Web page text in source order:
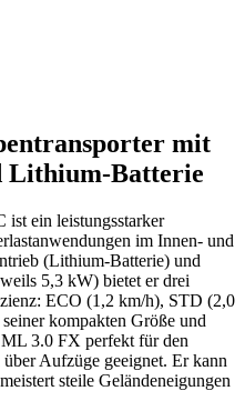
mit
Lithium-Batterie
ein leistungsstarker
im Innen- und
(Lithium-Batterie) und
5,3 kW) bietet er drei
ECO (1,2 km/h), STD (2,0
kompakten Größe und
3.0 FX perfekt für den
Aufzüge geeignet. Er kann
steile Geländeneigungen